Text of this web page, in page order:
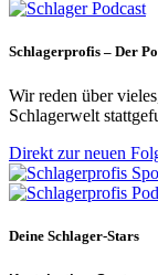
Schlagerprofis – Der
Wir reden über
Schlagerwelt
Direkt zur neuen
Deine Schlager-Stars